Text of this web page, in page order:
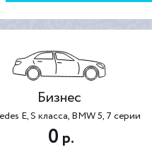
Бизнес
E, S класса, BMW 5, 7 серии
0 р.